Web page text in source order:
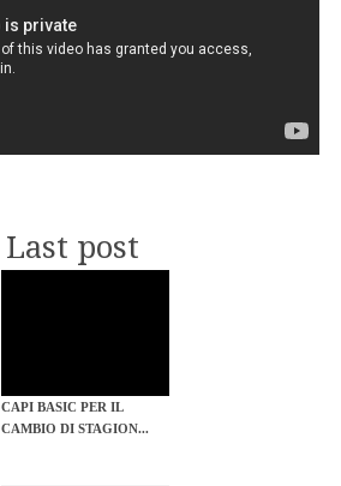
Last post
CAPI BASIC PER IL
CAMBIO DI STAGION...